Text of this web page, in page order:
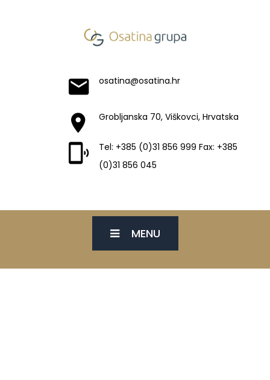
osatina@osatina.hr
Grobljanska 70, Viškovci, Hrvatska
Tel: +385 (0)31 856 999 Fax: +385
(0)31 856 045
MENU